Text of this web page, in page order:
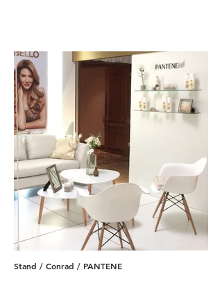
Stand / Conrad / PANTENE